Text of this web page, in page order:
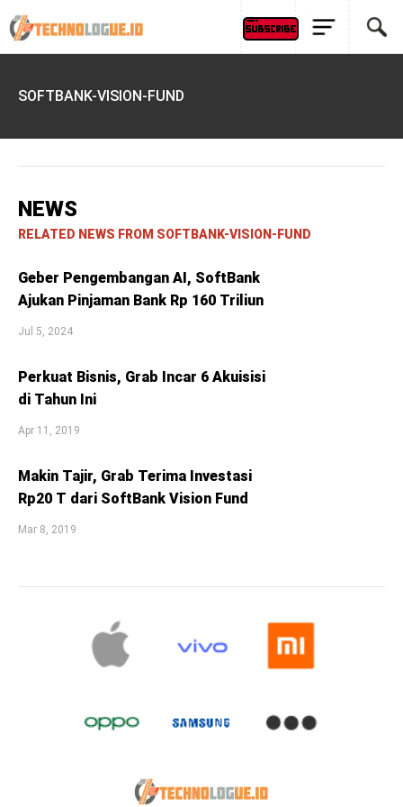
SOFTBANK-VISION-FUND
NEWS
RELATED NEWS FROM SOFTBANK-VISION-FUND
Geber Pengembangan AI, SoftBank
Ajukan Pinjaman Bank Rp 160 Triliun
Jul 5, 2024
Perkuat Bisnis, Grab Incar 6 Akuisisi
di Tahun Ini
Apr 11, 2019
Makin Tajir, Grab Terima Investasi
Rp20 T dari SoftBank Vision Fund
Mar 8, 2019